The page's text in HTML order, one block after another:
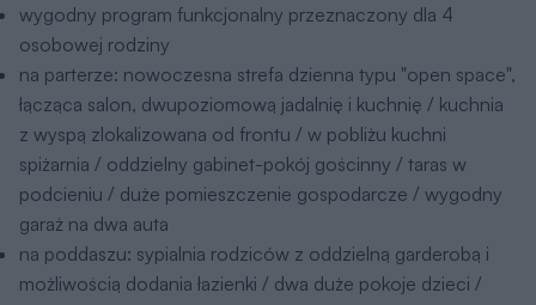
wygodny program funkcjonalny przeznaczony dla 4
osobowej rodziny
na parterze: nowoczesna strefa dzienna typu "open space",
łącząca salon, dwupoziomową jadalnię i kuchnię / kuchnia
z wyspą zlokalizowana od frontu / w pobliżu kuchni
spiżarnia / oddzielny gabinet-pokój gościnny / taras w
podcieniu / duże pomieszczenie gospodarcze / wygodny
garaż na dwa auta
na poddaszu: sypialnia rodziców z oddzielną garderobą i
możliwością dodania łazienki / dwa duże pokoje dzieci /